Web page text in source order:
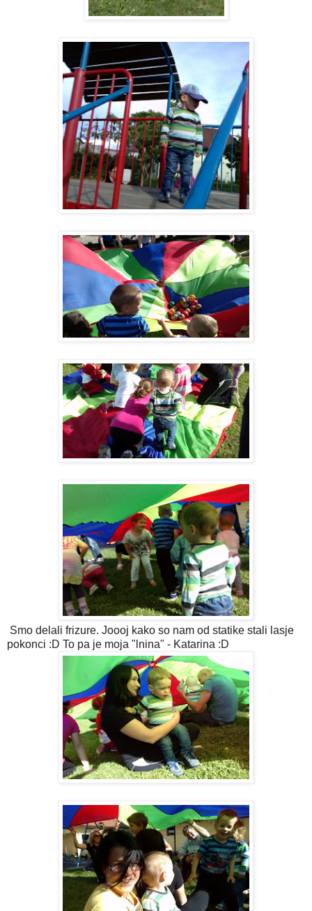
Smo delali frizure. Joooj kako so nam od statike stali lasje
pokonci :D To pa je moja "lnina" - Katarina :D